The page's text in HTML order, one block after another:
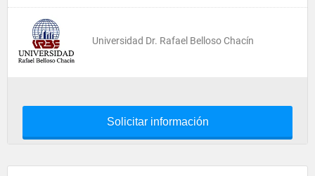
Universidad Dr. Rafael Belloso Chacín
Solicitar información